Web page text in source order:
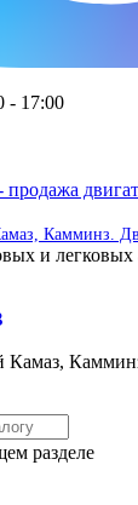
- 17:00
Камминз.
и
Камаз,
разделе